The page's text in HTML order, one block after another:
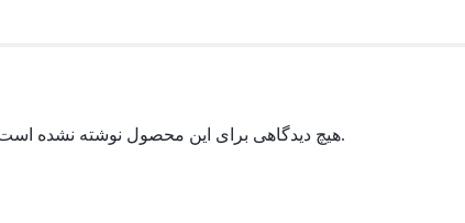
هیچ دیدگاهی برای این محصول نوشته نشده است.